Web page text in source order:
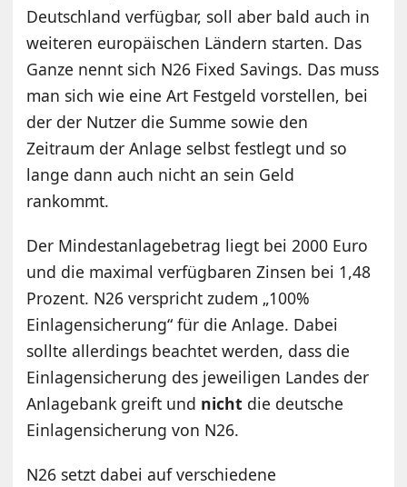
Deutschland verfügbar, soll aber bald auch in
weiteren europäischen Ländern starten. Das
Ganze nennt sich N26 Fixed Savings. Das muss
man sich wie eine Art Festgeld vorstellen, bei
der der Nutzer die Summe sowie den
Zeitraum der Anlage selbst festlegt und so
lange dann auch nicht an sein Geld
rankommt.
Der Mindestanlagebetrag liegt bei 2000 Euro
und die maximal verfügbaren Zinsen bei 1,48
Prozent. N26 verspricht zudem „100%
Einlagensicherung“ für die Anlage. Dabei
sollte allerdings beachtet werden, dass die
Einlagensicherung des jeweiligen Landes der
Anlagebank greift und nicht die deutsche
Einlagensicherung von N26.
N26 setzt dabei auf verschiedene